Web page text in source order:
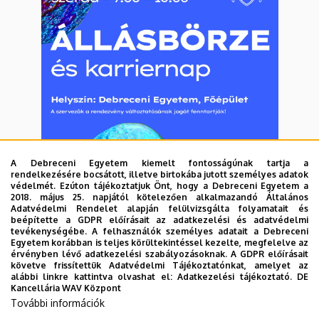
A Debreceni Egyetem kiemelt fontosságúnak tartja a
rendelkezésére bocsátott, illetve birtokába jutott személyes adatok
védelmét. Ezúton tájékoztatjuk Önt, hogy a Debreceni Egyetem a
2018. május 25. napjától kötelezően alkalmazandó Általános
Adatvédelmi Rendelet alapján felülvizsgálta folyamatait és
beépítette a GDPR előírásait az adatkezelési és adatvédelmi
tevékenységébe. A felhasználók személyes adatait a Debreceni
Egyetem korábban is teljes körültekintéssel kezelte, megfelelve az
érvényben lévő adatkezelési szabályozásoknak. A GDPR előírásait
követve frissítettük Adatvédelmi Tájékoztatónkat, amelyet az
alábbi linkre kattintva olvashat el:Adatkezelési tájékoztató. DE
Kancellária WAV Központ
További információk